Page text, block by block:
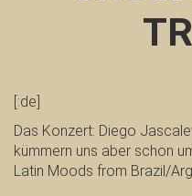
[:de]
Das Konzert: Diego
kümmern uns aber schon
Latin Moods from Brazil/